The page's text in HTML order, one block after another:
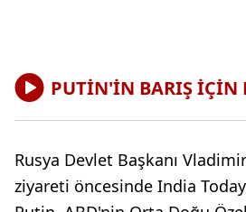
PUTİN'İN BARIŞ İÇİN
Rusya Devlet Başkanı
ziyareti öncesinde India